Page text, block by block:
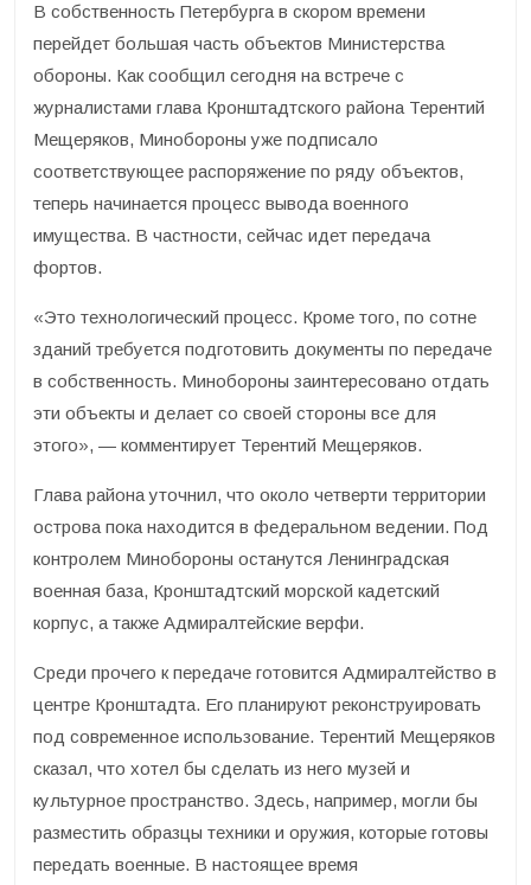
В собственность Петербурга в скором времени
перейдет большая часть объектов Министерства
обороны. Как сообщил сегодня на встрече с
журналистами глава Кронштадтского района Терентий
Мещеряков, Минобороны уже подписало
соответствующее распоряжение по ряду объектов,
теперь начинается процесс вывода военного
имущества. В частности, сейчас идет передача
фортов.
«Это технологический процесс. Кроме того, по сотне
зданий требуется подготовить документы по передаче
в собственность. Минобороны заинтересовано отдать
эти объекты и делает со своей стороны все для
этого», — комментирует Терентий Мещеряков.
Глава района уточнил, что около четверти территории
острова пока находится в федеральном ведении. Под
контролем Минобороны останутся Ленинградская
военная база, Кронштадтский морской кадетский
корпус, а также Адмиралтейские верфи.
Среди прочего к передаче готовится Адмиралтейство в
центре Кронштадта. Его планируют реконструировать
под современное использование. Терентий Мещеряков
сказал, что хотел бы сделать из него музей и
культурное пространство. Здесь, например, могли бы
разместить образцы техники и оружия, которые готовы
передать военные. В настоящее время